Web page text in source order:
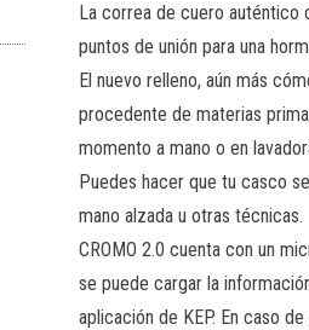
La correa de cuero auténtico
puntos de unión para una
El nuevo relleno, aún más
procedente de materias
momento a mano o en
Puedes hacer que tu casco
mano alzada u otras técnicas.
CROMO 2.0 cuenta con un
se puede cargar la
aplicación de KEP. En caso